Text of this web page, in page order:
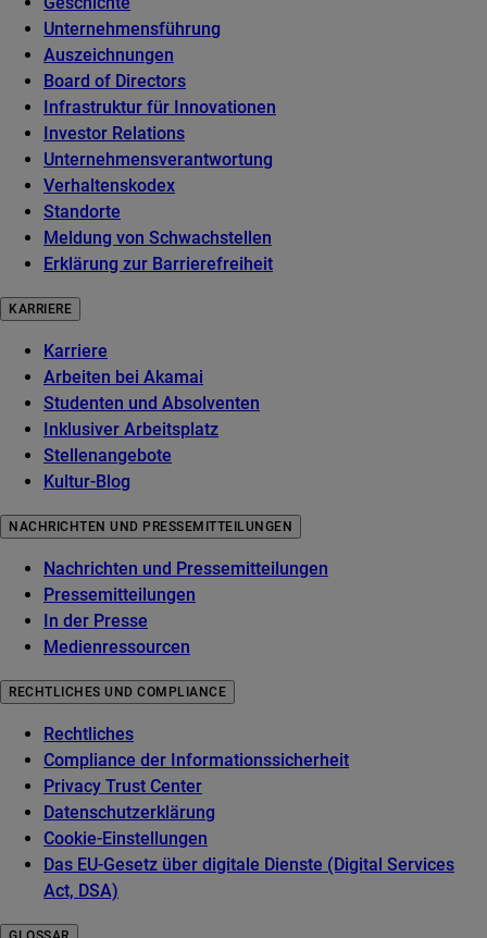
Unternehmensführung
Auszeichnungen
Board of Directors
Infrastruktur für Innovationen
Investor Relations
Unternehmensverantwortung
Verhaltenskodex
Standorte
Meldung von Schwachstellen
Erklärung zur Barrierefreiheit
KARRIERE
Karriere
Arbeiten bei Akamai
Studenten und Absolventen
Inklusiver Arbeitsplatz
Stellenangebote
Kultur-Blog
NACHRICHTEN UND PRESSEMITTEILUNGEN
Nachrichten und Pressemitteilungen
Pressemitteilungen
In der Presse
Medienressourcen
RECHTLICHES UND COMPLIANCE
Rechtliches
Compliance der Informationssicherheit
Privacy Trust Center
Datenschutzerklärung
Cookie-Einstellungen
Das EU-Gesetz über digitale Dienste (Digital Services
Act, DSA)